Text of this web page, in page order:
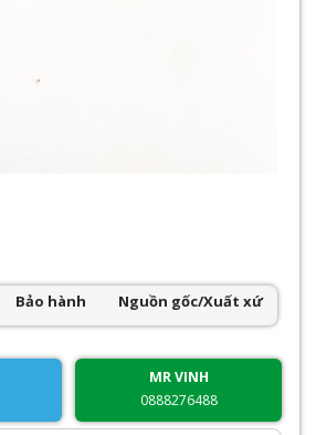
Bảo hành Nguồn gốc/Xuất xứ
MR VINH
0888276488